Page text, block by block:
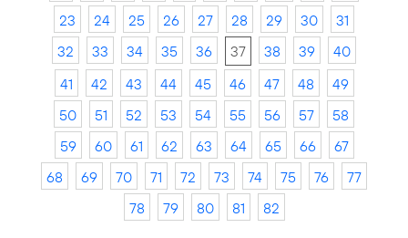
23
24 25 26 27 28 29 30
31
32
33 34 35 36 37 38 39
40
41
42 43 44 45 46 47 48
49
50
51 52 53 54 55 56 57
58
59
60 61 62 63 64 65 66
67
68
69 70 71 72 73 74 75 76
77
78
79 80 81 82